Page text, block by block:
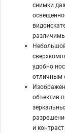
снимки
удобно
отличным
объектив
и